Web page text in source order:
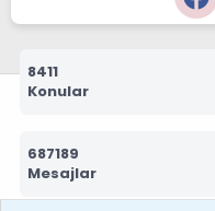
8411
Konular
687189
Mesajlar